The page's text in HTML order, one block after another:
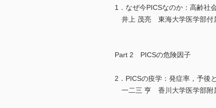
1．なぜ今PICSなのか：高齢社
井上 茂亮 東海大学医学部付
Part 2 PICSの危険因子
2．PICSの疫学：発症率，予後
一二三 亨 香川大学医学部附